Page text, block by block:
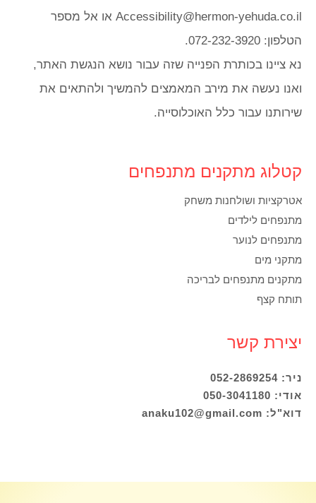
קטלוג מתקנים מתנפחים
אטרקציות ושולחנות משחק
מתנפחים לילדים
מתנפחים לנוער
מתקני מים
מתקנים מתנפחים לבריכה
תותח קצף
יצירת קשר
ניר: 052-2869254
אודי: 050-3041180
דוא"ל: anaku102@gmail.com
Accessibility@hermon-yehuda.co.il או אל מספר
הטלפון: 072-232-3920.
נא ציינו בכותרת הפנייה שזה עבור נושא הנגשת האתר,
ואנו נעשה את מירב המאמצים להמשיך ולהתאים את
שירותנו עבור כלל האוכלוסייה.